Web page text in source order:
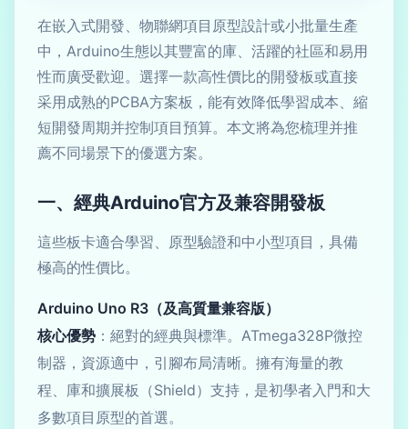
在嵌入式開發、物聯網項目原型設計或小批量生產
中，Arduino生態以其豐富的庫、活躍的社區和易用
性而廣受歡迎。選擇一款高性價比的開發板或直接
采用成熟的PCBA方案板，能有效降低學習成本、縮
短開發周期并控制項目預算。本文將為您梳理并推
薦不同場景下的優選方案。
一、經典Arduino官方及兼容開發板
這些板卡適合學習、原型驗證和中小型項目，具備
極高的性價比。
Arduino Uno R3（及高質量兼容版）
核心優勢 ：絕對的經典與標準。ATmega328P微控
制器，資源適中，引腳布局清晰。擁有海量的教
程、庫和擴展板（Shield）支持，是初學者入門和大
多數項目原型的首選。